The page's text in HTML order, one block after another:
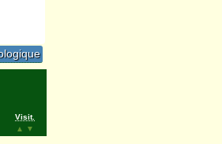
Visit.
▲
▼